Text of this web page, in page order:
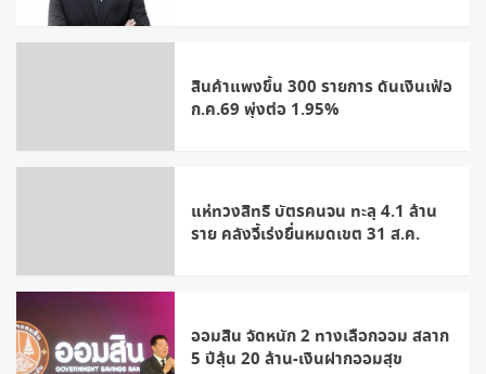
สินค้าแพงขึ้น 300 รายการ ดันเงินเฟ้อ
ก.ค.69 พุ่งต่อ 1.95%
แห่ทวงสิทธิ บัตรคนจน ทะลุ 4.1 ล้าน
ราย คลังจี้เร่งยื่นหมดเขต 31 ส.ค.
ออมสิน จัดหนัก 2 ทางเลือกออม สลาก
5 ปีลุ้น 20 ล้าน-เงินฝากออมสุข